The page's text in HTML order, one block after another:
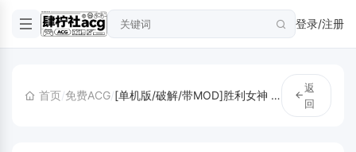
登录/注册
首页/免费ACG/ [单机版/破解/带MOD]胜利女神 Nikke Ver145.8.12 国际服破解单机版 + 全套绅MOD 带指令 全内容 能玩剧情31G
返
回